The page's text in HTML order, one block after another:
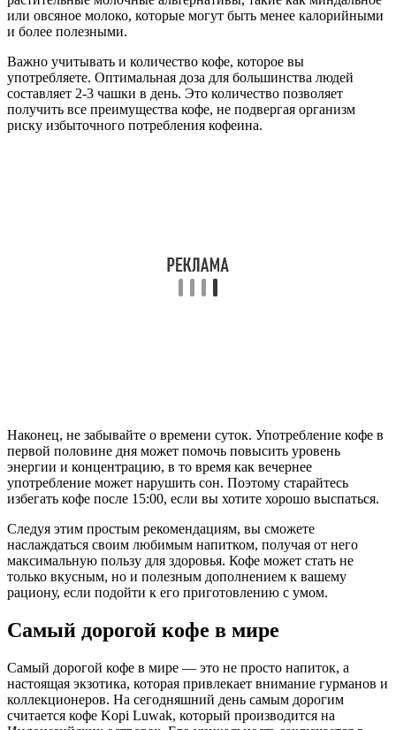
или овсяное молоко, которые могут быть менее калорийными
и более полезными.
Важно учитывать и количество кофе, которое вы
употребляете. Оптимальная доза для большинства людей
составляет 2-3 чашки в день. Это количество позволяет
получить все преимущества кофе, не подвергая организм
риску избыточного потребления кофеина.
Наконец, не забывайте о времени суток. Употребление кофе в
первой половине дня может помочь повысить уровень
энергии и концентрацию, в то время как вечернее
употребление может нарушить сон. Поэтому старайтесь
избегать кофе после 15:00, если вы хотите хорошо выспаться.
Следуя этим простым рекомендациям, вы сможете
наслаждаться своим любимым напитком, получая от него
максимальную пользу для здоровья. Кофе может стать не
только вкусным, но и полезным дополнением к вашему
рациону, если подойти к его приготовлению с умом.
Самый дорогой кофе в мире
Самый дорогой кофе в мире — это не просто напиток, а
настоящая экзотика, которая привлекает внимание гурманов и
коллекционеров. На сегодняшний день самым дорогим
считается кофе Kopi Luwak, который производится на